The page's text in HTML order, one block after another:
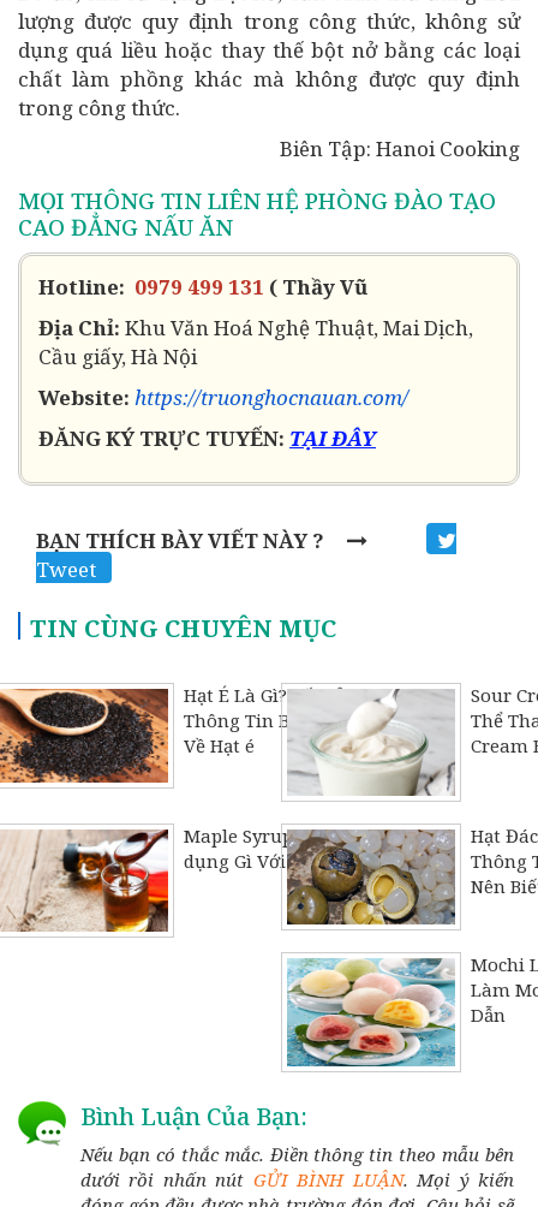
lượng được quy định trong công thức, không sử
dụng quá liều hoặc thay thế bột nở bằng các loại
chất làm phồng khác mà không được quy định
trong công thức.
Biên Tập: Hanoi Cooking
MỌI THÔNG TIN LIÊN HỆ PHÒNG ĐÀO TẠO
CAO ĐẲNG NẤU ĂN
Hotline: 0979 499 131 ( Thầy Vũ
Địa Chỉ: Khu Văn Hoá Nghệ Thuật, Mai Dịch,
Cầu giấy, Hà Nội
Website: https://truonghocnauan.com/
ĐĂNG KÝ TRỰC TUYẾN: TẠI ĐÂY
BẠN THÍCH BÀY VIẾT NÀY ?
Tweet
TIN CÙNG CHUYÊN MỤC
Hạt É Là Gì? Tất Cả Các
Thông Tin Bạn Cần Biết
Về Hạt é
Sour
Thể
Cream
Maple Syrup Là Gì? Tác
dụng Gì Với Sức Khỏe
Hạt
Thông
Nên
Mochi
Làm
Dẫn
Bình Luận Của Bạn:
Nếu bạn có thắc mắc. Điền thông tin theo mẫu bên
dưới rồi nhấn nút GỬI BÌNH LUẬN. Mọi ý kiến